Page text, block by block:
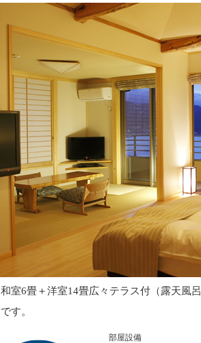
和室6畳＋洋室14畳広々テラス付（露天風
です。
部屋設備